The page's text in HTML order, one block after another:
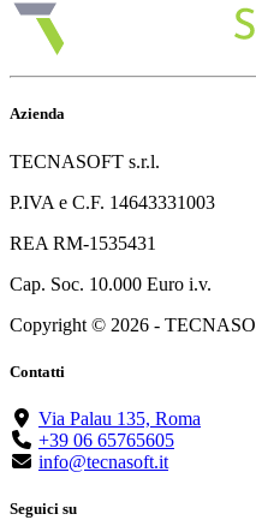
Azienda
TECNASOFT s.r.l.
P.IVA e C.F. 14643331003
REA RM-1535431
Cap. Soc. 10.000 Euro i.v.
Copyright © 2026 -
Contatti
Via Palau 135, Roma
+39 06 65765605
info@tecnasoft.it
Seguici su